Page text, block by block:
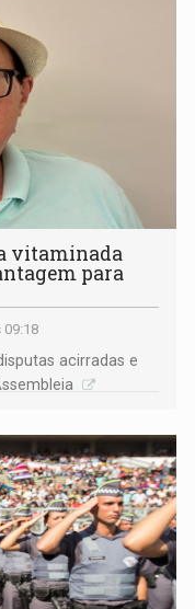
vitaminada
para
09:18
acirradas e